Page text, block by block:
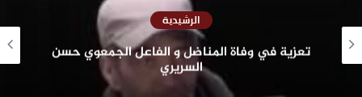
الرشيدية
تعزية في وفاة المناضل و الفاعل الجمعوي حسن
السريري